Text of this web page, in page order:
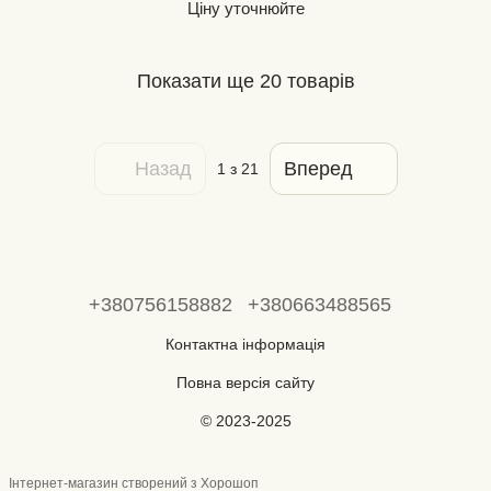
Ціну уточнюйте
Показати ще 20 товарів
Назад 1 з 21 Вперед
+380756158882 +380663488565
Контактна інформація
Повна версія сайту
© 2023-2025
Інтернет-магазин створений з Хорошоп